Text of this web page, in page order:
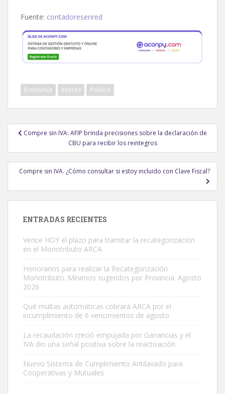
Fuente: contadoresenred
Economía Interés Política
Navegación
entradas
Compre sin IVA: AFIP brinda precisiones sobre la declaración de
CBU para recibir los reintegros
Compre sin IVA. ¿Cómo consultar si estoy incluido con Clave Fiscal?
ENTRADAS RECIENTES
Vence HOY el plazo para tramitar la recategorización
en el Monotributo ARCA
Honorarios para realizar la Recategorización
Monotributo. Mínimos sugeridos por Provincia. Agosto
2026
Qué multas automáticas cobrará ARCA por el
incumplimiento de 6 vencimientos de agosto
La recaudación creció empujada por Ganancias y el
IVA dio una señal positiva sobre la reactivación
Nuevo Sistema de Cumplimiento Antilavado para
Cooperativas y Mutuales